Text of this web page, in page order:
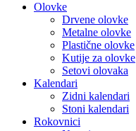
Olovke
Drvene olovke
Metalne olovke
Plastične olovke
Kutije za olovke
Setovi olovaka
Kalendari
Zidni kalendari
Stoni kalendari
Rokovnici